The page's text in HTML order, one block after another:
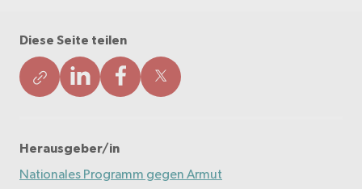
Diese Seite teilen
Herausgeber/in
Nationales Programm gegen Armut